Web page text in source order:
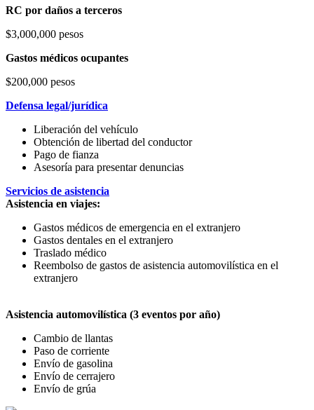
RC por daños a terceros
$3,000,000 pesos
Gastos médicos ocupantes
$200,000 pesos
Defensa legal/jurídica
Liberación del vehículo
Obtención de libertad del conductor
Pago de fianza
Asesoría para presentar denuncias
Servicios de asistencia
Asistencia en viajes:
Gastos médicos de emergencia en el extranjero
Gastos dentales en el extranjero
Traslado médico
Reembolso de gastos de asistencia automovilística en el
extranjero
Asistencia automovilística (3 eventos por año)
Cambio de llantas
Paso de corriente
Envío de gasolina
Envío de cerrajero
Envío de grúa